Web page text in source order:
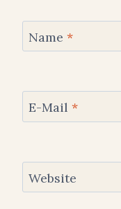
Name *
E-Mail *
Website